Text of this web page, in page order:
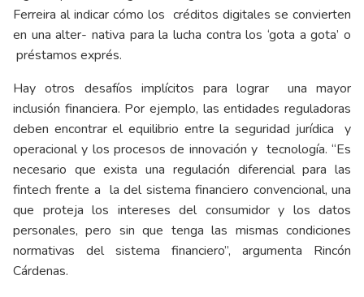
Ferreira al indicar cómo los créditos digitales se convierten
en una alter- nativa para la lucha contra los ‘gota a gota’ o
préstamos exprés.
Hay otros desafíos implícitos para lograr una mayor
inclusión financiera. Por ejemplo, las entidades reguladoras
deben encontrar el equilibrio entre la seguridad jurídica y
operacional y los procesos de innovación y tecnología. “Es
necesario que exista una regulación diferencial para las
fintech frente a la del sistema financiero convencional, una
que proteja los intereses del consumidor y los datos
personales, pero sin que tenga las mismas condiciones
normativas del sistema financiero”, argumenta Rincón
Cárdenas.